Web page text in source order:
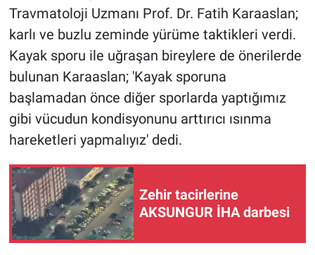
Travmatoloji Uzmanı Prof. Dr. Fatih Karaaslan;
karlı ve buzlu zeminde yürüme taktikleri verdi.
Kayak sporu ile uğraşan bireylere de önerilerde
bulunan Karaaslan; 'Kayak sporuna
başlamadan önce diğer sporlarda yaptığımız
gibi vücudun kondisyonunu arttırıcı ısınma
hareketleri yapmalıyız' dedi.
Zehir tacirlerine
AKSUNGUR İHA darbesi